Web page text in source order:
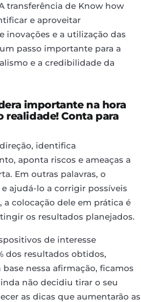
transferência de Know how
e aproveitar
inovações e a utilização das
passo importante para a
e a credibilidade da
importante na hora
Conta para
identifica
aponta riscos e ameaças a
Em outras palavras, o
ajudá-lo a corrigir possíveis
colocação dele em prática é
os resultados planejados.
de interesse
dos resultados obtidos,
nessa afirmação, ficamos
não decidiu tirar o seu
as dicas que aumentarão as